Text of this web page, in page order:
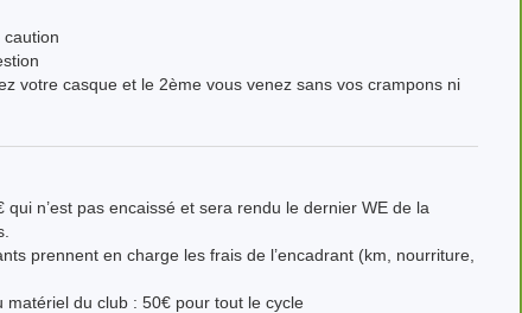
votre casque et le 2ème vous venez sans vos crampons ni
n’est pas encaissé et sera rendu le dernier WE de la
prennent en charge les frais de l’encadrant (km, nourriture,
du club : 50€ pour tout le cycle